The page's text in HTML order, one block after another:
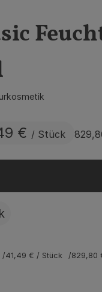
€ / Stück
hinzufügen
41,49 € / Stück 829,80